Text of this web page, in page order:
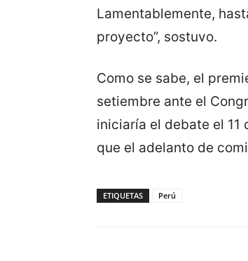
Lamentablemente,
proyecto”, sostuvo.
Como se sabe, el
setiembre ante el
iniciaría el debate el
que el adelanto de
ETIQUETAS Perú